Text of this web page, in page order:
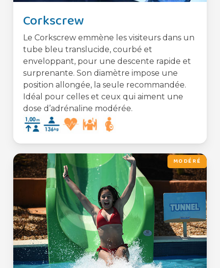
Corkscrew
Le Corkscrew emmène les visiteurs dans un
tube bleu translucide, courbé et
enveloppant, pour une descente rapide et
surprenante. Son diamètre impose une
position allongée, la seule recommandée.
Idéal pour celles et ceux qui aiment une
dose d’adrénaline modérée.
MODÉRÉ